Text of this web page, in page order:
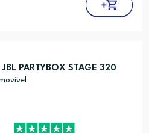
PARTYBOX STAGE 320